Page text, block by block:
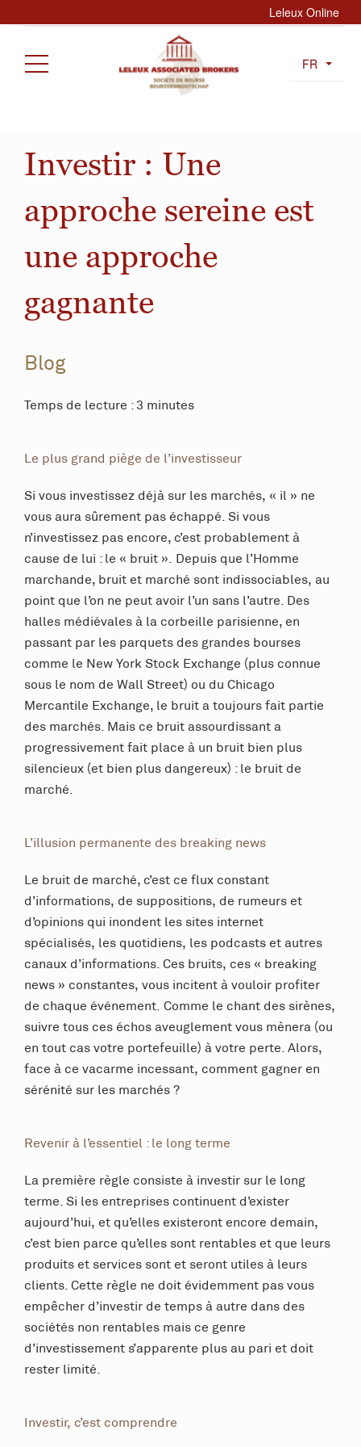
Leleux Online
FR
Investir : Une
approche sereine est
une approche
gagnante
Blog
Temps de lecture : 3 minutes
Le plus grand piège de l’investisseur
Si vous investissez déjà sur les marchés, « il » ne
vous aura sûrement pas échappé. Si vous
n’investissez pas encore, c’est probablement à
cause de lui : le « bruit ». Depuis que l’Homme
marchande, bruit et marché sont indissociables, au
point que l’on ne peut avoir l’un sans l’autre. Des
halles médiévales à la corbeille parisienne, en
passant par les parquets des grandes bourses
comme le New York Stock Exchange (plus connue
sous le nom de Wall Street) ou du Chicago
Mercantile Exchange, le bruit a toujours fait partie
des marchés. Mais ce bruit assourdissant a
progressivement fait place à un bruit bien plus
silencieux (et bien plus dangereux) : le bruit de
marché.
L’illusion permanente des breaking news
Le bruit de marché, c’est ce flux constant
d’informations, de suppositions, de rumeurs et
d’opinions qui inondent les sites internet
spécialisés, les quotidiens, les podcasts et autres
canaux d’informations. Ces bruits, ces « breaking
news » constantes, vous incitent à vouloir profiter
de chaque événement. Comme le chant des sirènes,
suivre tous ces échos aveuglement vous mènera (ou
en tout cas votre portefeuille) à votre perte. Alors,
face à ce vacarme incessant, comment gagner en
sérénité sur les marchés ?
Revenir à l’essentiel : le long terme
La première règle consiste à investir sur le long
terme. Si les entreprises continuent d’exister
aujourd’hui, et qu’elles existeront encore demain,
c’est bien parce qu’elles sont rentables et que leurs
produits et services sont et seront utiles à leurs
clients. Cette règle ne doit évidemment pas vous
empêcher d’investir de temps à autre dans des
sociétés non rentables mais ce genre
d’investissement s’apparente plus au pari et doit
rester limité.
Investir, c’est comprendre